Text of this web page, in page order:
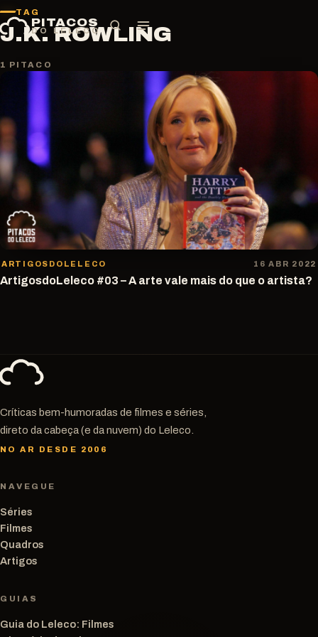
Pular
para
o
conteúdo
PITACOS
DO LELECO
TAG
J.K. ROWLING
1 PITACO
ARTIGOSDOLELECO 16 ABR 2022
ArtigosdoLeleco #03 – A arte vale mais do que o artista?
Críticas bem-humoradas de filmes e séries,
direto da cabeça (e da nuvem) do Leleco.
NO AR DESDE 2006
NAVEGUE
Séries
Filmes
Quadros
Artigos
GUIAS
Guia do Leleco: Filmes